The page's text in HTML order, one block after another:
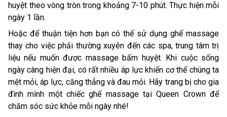
huyệt theo vòng tròn trong khoảng 7-10 phút. Thực hiện mỗi
ngày 1 lần.
Hoặc để thuận tiện hơn bạn có thể sử dụng ghế massage
thay cho việc phải thường xuyên đến các spa, trung tâm trị
liệu nếu muốn được massage bấm huyệt. Khi cuộc sống
ngày càng hiện đại, có rất nhiều áp lực khiến cơ thể chúng ta
mệt mỏi, áp lực, căng thẳng và đau mỏi. Hãy trang bị cho gia
đình mình một chiếc ghế massage tại Queen Crown để
chăm sóc sức khỏe mỗi ngày nhé!